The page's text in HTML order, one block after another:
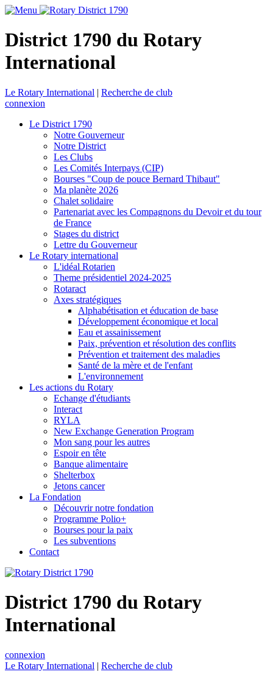
District 1790 du Rotary
International
Le Rotary International | Recherche de club
connexion
Le District 1790
Notre Gouverneur
Notre District
Les Clubs
Les Comités Interpays (CIP)
Bourses "Coup de pouce Bernard Thibaut"
Ma planète 2026
Chalet solidaire
Partenariat avec les Compagnons du Devoir et du tour
de France
Stages du district
Lettre du Gouverneur
Le Rotary international
L'idéal Rotarien
Theme présidentiel 2024-2025
Rotaract
Axes stratégiques
Alphabétisation et éducation de base
Développement économique et local
Eau et assainissement
Paix, prévention et résolution des conflits
Prévention et traitement des maladies
Santé de la mère et de l'enfant
L'environnement
Les actions du Rotary
Echange d'étudiants
Interact
RYLA
New Exchange Generation Program
Mon sang pour les autres
Espoir en tête
Banque alimentaire
Shelterbox
Jetons cancer
La Fondation
Découvrir notre fondation
Programme Polio+
Bourses pour la paix
Les subventions
Contact
District 1790 du Rotary
International
connexion
Le Rotary International | Recherche de club